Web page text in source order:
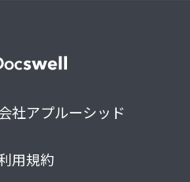
社アプルーシッド
用規約